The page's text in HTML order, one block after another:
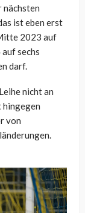
nächsten
ist eben erst
2023 auf
sechs
darf.
nicht an
von